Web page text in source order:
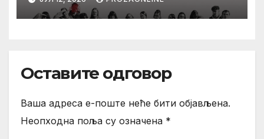
Karlovim Varima
Оставите одговор
Ваша адреса е-поште неће бити објављена.
Неопходна поља су означена *